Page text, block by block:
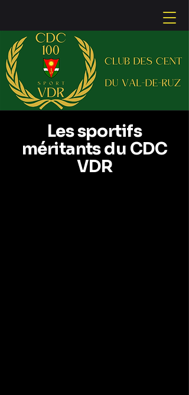
Les sportifs
méritants du CDC
VDR